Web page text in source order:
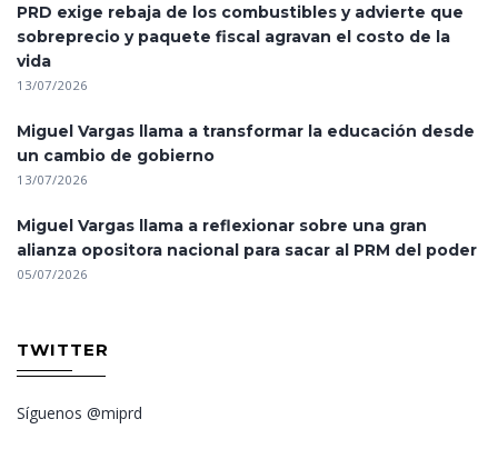
PRD exige rebaja de los combustibles y advierte que
sobreprecio y paquete fiscal agravan el costo de la
vida
13/07/2026
Miguel Vargas llama a transformar la educación desde
un cambio de gobierno
13/07/2026
Miguel Vargas llama a reflexionar sobre una gran
alianza opositora nacional para sacar al PRM del poder
05/07/2026
TWITTER
Síguenos @miprd